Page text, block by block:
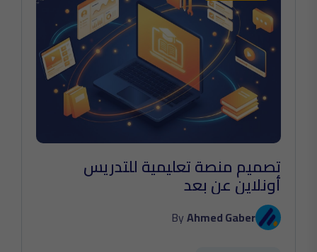
تصميم منصة تعليمية للتدريس
أونلاين عن بعد
ByAhmed Gaber